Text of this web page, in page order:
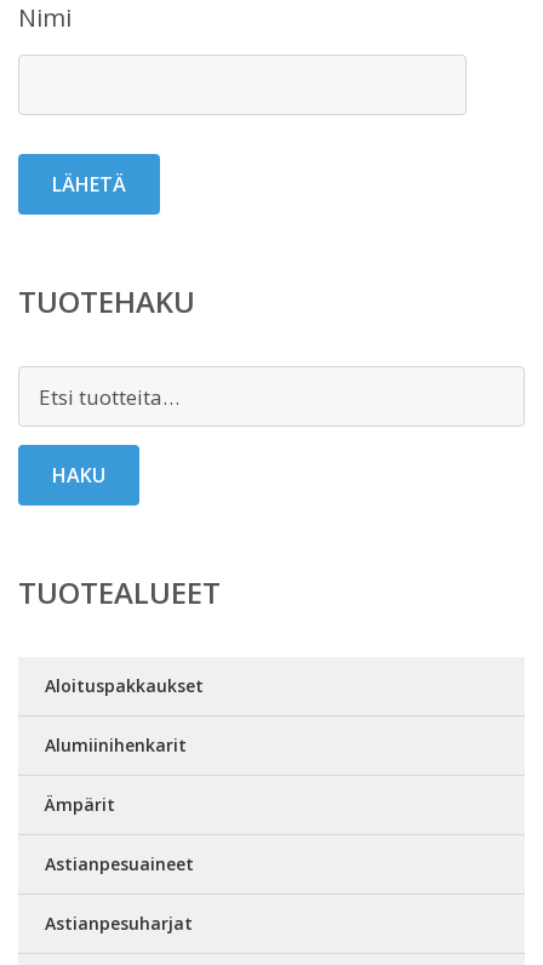
Nimi
TUOTEHAKU
HAKU
TUOTEALUEET
Aloituspakkaukset
Alumiinihenkarit
Ämpärit
Astianpesuaineet
Astianpesuharjat